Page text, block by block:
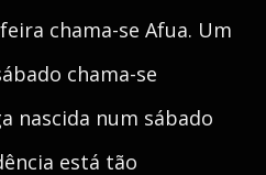
chama-se Afua. Um
chama-se
nascida num sábado
está tão